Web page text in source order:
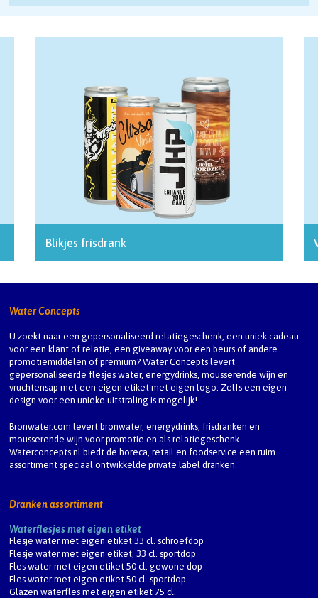
Blikjes frisdrank
Water Concepts
U zoekt naar een gepersonaliseerd relatiegeschenk, een uniek cadeau
voor een klant of relatie, een giveaway voor een beurs of andere
promotiemiddelen of premium? Water Concepts levert
gepersonaliseerde flesjes water, energydrinks, mousserende wijn en
vruchtensap met een eigen etiket met eigen logo. Zelfs een eigen
design voor een unieke uitstraling is mogelijk!
Bronwater.com levert bronwater, energydrinks, frisdranken en
mousserende wijn voor promotie en als relatiegeschenk.
Waterconcepts.nl biedt de horeca, retail en foodservice een ruim
assortiment speciaal ontwikkelde private label dranken.
Dranken assortiment
Waterflesjes met eigen etiket
Flesje water met eigen etiket 33 cl. schroefdop
Flesje water met eigen etiket, 33 cl. sportdop
Fles water met eigen etiket 50 cl. gewone dop
Fles water met eigen etiket 50 cl. sportdop
Glazen waterfles met eigen etiket 75 cl.